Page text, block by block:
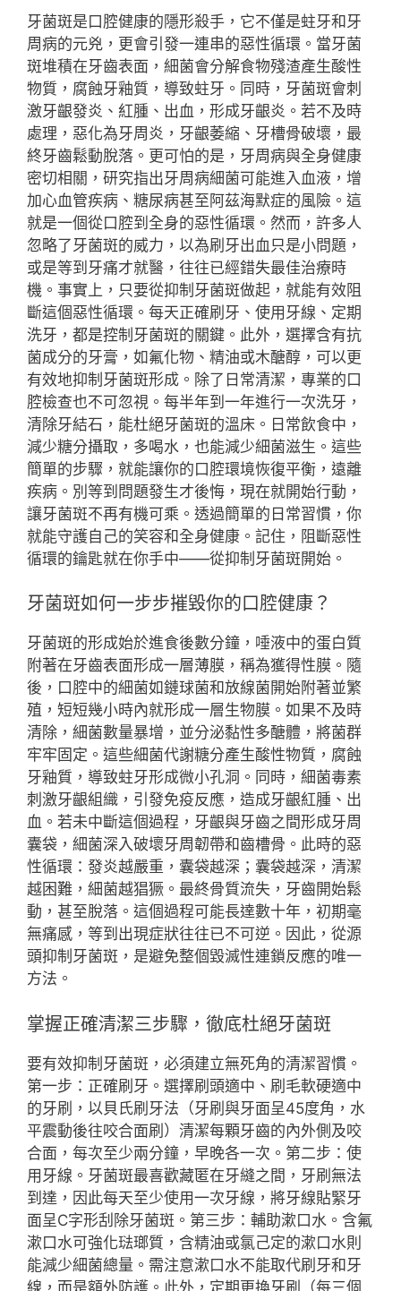
牙菌斑是口腔健康的隱形殺手，它不僅是蛀牙和牙
周病的元兇，更會引發一連串的惡性循環。當牙菌
斑堆積在牙齒表面，細菌會分解食物殘渣產生酸性
物質，腐蝕牙釉質，導致蛀牙。同時，牙菌斑會刺
激牙齦發炎、紅腫、出血，形成牙齦炎。若不及時
處理，惡化為牙周炎，牙齦萎縮、牙槽骨破壞，最
終牙齒鬆動脫落。更可怕的是，牙周病與全身健康
密切相關，研究指出牙周病細菌可能進入血液，增
加心血管疾病、糖尿病甚至阿茲海默症的風險。這
就是一個從口腔到全身的惡性循環。然而，許多人
忽略了牙菌斑的威力，以為刷牙出血只是小問題，
或是等到牙痛才就醫，往往已經錯失最佳治療時
機。事實上，只要從抑制牙菌斑做起，就能有效阻
斷這個惡性循環。每天正確刷牙、使用牙線、定期
洗牙，都是控制牙菌斑的關鍵。此外，選擇含有抗
菌成分的牙膏，如氟化物、精油或木醣醇，可以更
有效地抑制牙菌斑形成。除了日常清潔，專業的口
腔檢查也不可忽視。每半年到一年進行一次洗牙，
清除牙結石，能杜絕牙菌斑的溫床。日常飲食中，
減少糖分攝取，多喝水，也能減少細菌滋生。這些
簡單的步驟，就能讓你的口腔環境恢復平衡，遠離
疾病。別等到問題發生才後悔，現在就開始行動，
讓牙菌斑不再有機可乘。透過簡單的日常習慣，你
就能守護自己的笑容和全身健康。記住，阻斷惡性
循環的鑰匙就在你手中——從抑制牙菌斑開始。
牙菌斑如何一步步摧毀你的口腔健康？
牙菌斑的形成始於進食後數分鐘，唾液中的蛋白質
附著在牙齒表面形成一層薄膜，稱為獲得性膜。隨
後，口腔中的細菌如鏈球菌和放線菌開始附著並繁
殖，短短幾小時內就形成一層生物膜。如果不及時
清除，細菌數量暴增，並分泌黏性多醣體，將菌群
牢牢固定。這些細菌代謝糖分產生酸性物質，腐蝕
牙釉質，導致蛀牙形成微小孔洞。同時，細菌毒素
刺激牙齦組織，引發免疫反應，造成牙齦紅腫、出
血。若未中斷這個過程，牙齦與牙齒之間形成牙周
囊袋，細菌深入破壞牙周韌帶和齒槽骨。此時的惡
性循環：發炎越嚴重，囊袋越深；囊袋越深，清潔
越困難，細菌越猖獗。最終骨質流失，牙齒開始鬆
動，甚至脫落。這個過程可能長達數十年，初期毫
無痛感，等到出現症狀往往已不可逆。因此，從源
頭抑制牙菌斑，是避免整個毀滅性連鎖反應的唯一
方法。
掌握正確清潔三步驟，徹底杜絕牙菌斑
要有效抑制牙菌斑，必須建立無死角的清潔習慣。
第一步：正確刷牙。選擇刷頭適中、刷毛軟硬適中
的牙刷，以貝氏刷牙法（牙刷與牙面呈45度角，水
平震動後往咬合面刷）清潔每顆牙齒的內外側及咬
合面，每次至少兩分鐘，早晚各一次。第二步：使
用牙線。牙菌斑最喜歡藏匿在牙縫之間，牙刷無法
到達，因此每天至少使用一次牙線，將牙線貼緊牙
面呈C字形刮除牙菌斑。第三步：輔助漱口水。含氟
漱口水可強化琺瑯質，含精油或氯己定的漱口水則
能減少細菌總量。需注意漱口水不能取代刷牙和牙
線，而是額外防護。此外，定期更換牙刷（每三個